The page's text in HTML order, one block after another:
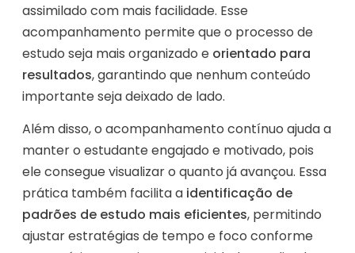
assimilado com mais facilidade. Esse
acompanhamento permite que o processo de
estudo seja mais organizado e orientado para
resultados, garantindo que nenhum conteúdo
importante seja deixado de lado.
Além disso, o acompanhamento contínuo ajuda a
manter o estudante engajado e motivado, pois
ele consegue visualizar o quanto já avançou. Essa
prática também facilita a identificação de
padrões de estudo mais eficientes, permitindo
ajustar estratégias de tempo e foco conforme